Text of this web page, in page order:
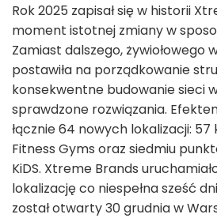
Rok 2025 zapisał się w historii
moment istotnej zmiany w
Zamiast dalszego, żywiołowego
postawiła na porządkowanie
konsekwentne budowanie sieci
sprawdzone rozwiązania.
łącznie 64 nowych lokalizacji:
Fitness Gyms oraz siedmiu
KiDS. Xtreme Brands
lokalizację co niespełna sześć
został otwarty 30 grudnia w